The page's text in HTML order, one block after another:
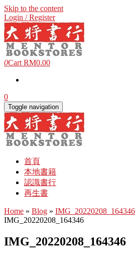
Skip to the content
Login / Register
0Cart RM0.00
0
Toggle navigation
首頁
本地書籍
認識書行
再生書
Home » Blog » IMG_20220208_164346
IMG_20220208_164346
IMG_20220208_164346